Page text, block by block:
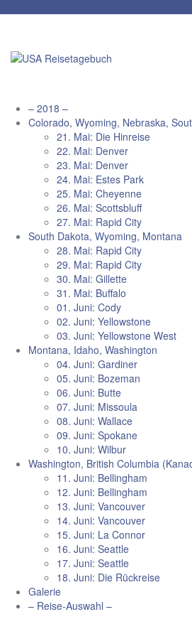
springen
– 2018 –
Colorado, Wyoming, Nebraska,
21. Mai: Die Hinreise
22. Mai: Denver
23. Mai: Denver
24. Mai: Estes Park
25. Mai: Cheyenne
26. Mai: Scottsbluff
27. Mai: Rapid City
South Dakota, Wyoming, Montana
28. Mai: Rapid City
29. Mai: Rapid City
30. Mai: Gillette
31. Mai: Buffalo
01. Juni: Cody
02. Juni: Yellowstone
03. Juni: Yellowstone West
Montana, Idaho, Washington
04. Juni: Gardiner
05. Juni: Bozeman
06. Juni: Butte
07. Juni: Missoula
08. Juni: Wallace
09. Juni: Spokane
10. Juni: Wilbur
Washington, British Columbia
11. Juni: Bellingham
12. Juni: Bellingham
13. Juni: Vancouver
14. Juni: Vancouver
15. Juni: La Connor
16. Juni: Seattle
17. Juni: Seattle
18. Juni: Die Rückreise
Galerie
– Reise-Auswahl –